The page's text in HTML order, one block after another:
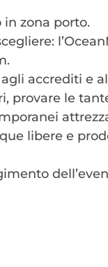
in zona porto.
accrediti e
provare le
libere e